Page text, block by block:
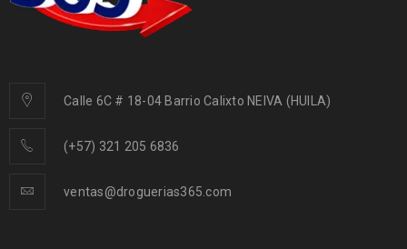
Calle 6C # 18-04 Barrio Calixto NEIVA (HUILA)
(+57) 321 205 6836
ventas@droguerias365.com